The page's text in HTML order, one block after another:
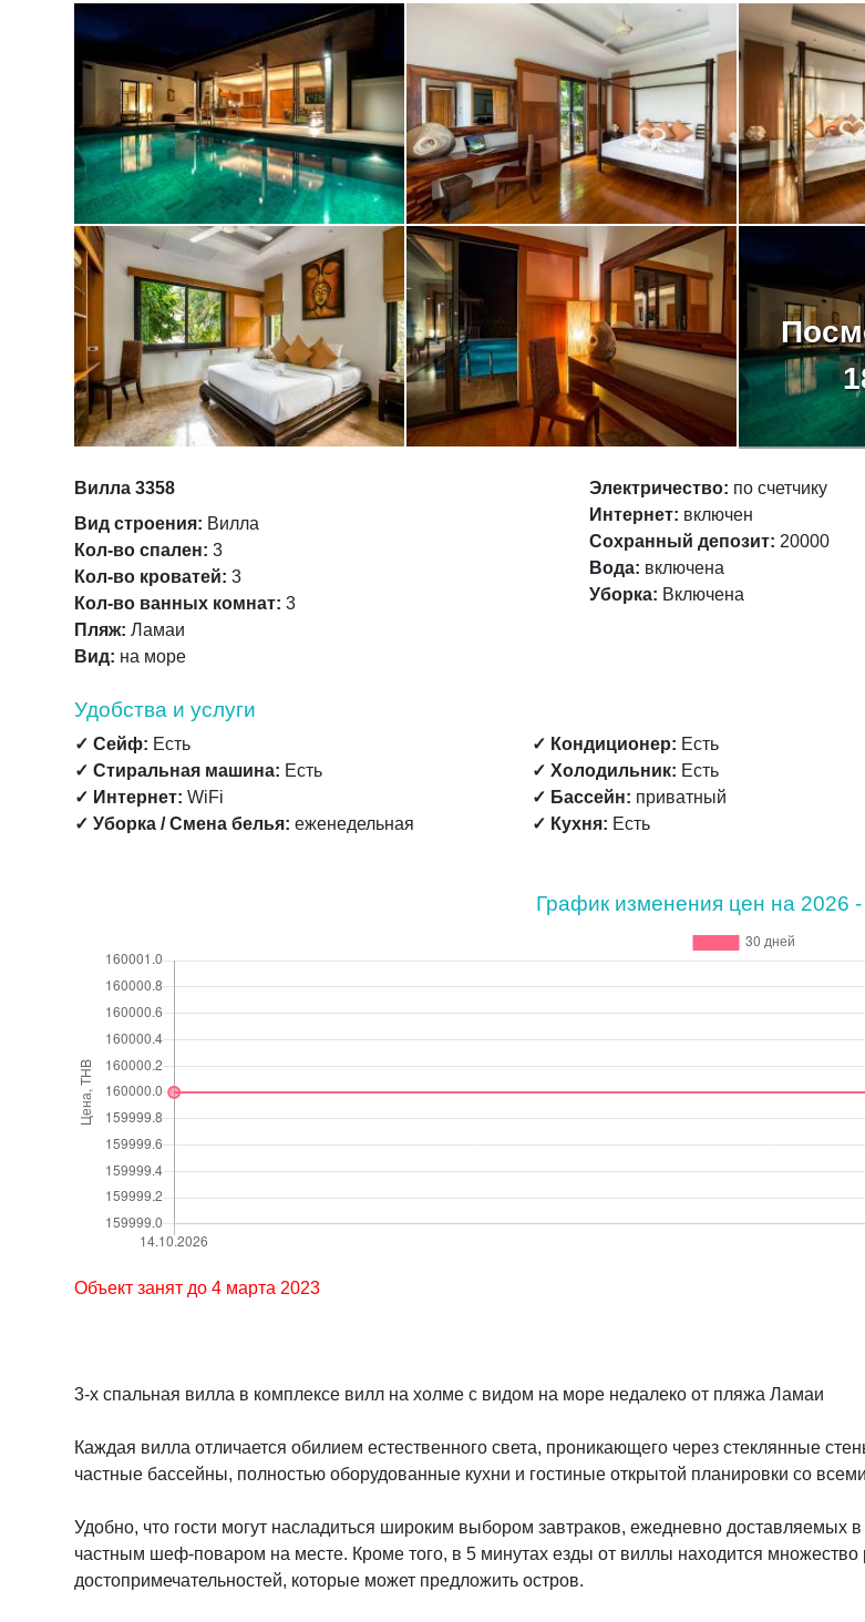
Вилла 3358
Вид строения: Вилла
Кол-во спален: 3
Кол-во кроватей: 3
Кол-во ванных комнат: 3
Пляж: Ламаи
Вид: на море
Электричество: по счетчику
Интернет: включен
Сохранный депозит: 20000
Вода: включена
Уборка: Включена
Удобства и услуги
✓ Сейф: Есть ✓ Кондиционер: Есть
✓ Стиральная машина: Есть ✓ Холодильник: Есть
✓ Интернет: WiFi ✓ Бассейн: приватный
✓ Уборка / Смена белья: еженедельная ✓ Кухня: Есть
График изменения цен на 2026 -
Объект занят до 4 марта 2023
3-х спальная вилла в комплексе вилл на холме с видом на море недалеко от пляжа Ламаи
Каждая вилла отличается обилием естественного света, проникающего через стеклянные
частные бассейны, полностью оборудованные кухни и гостиные открытой планировки со
Удобно, что гости могут насладиться широким выбором завтраков, ежедневно
частным шеф-поваром на месте. Кроме того, в 5 минутах езды от виллы находится
достопримечательностей, которые может предложить остров.